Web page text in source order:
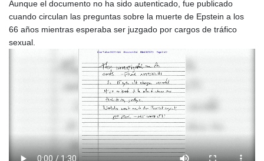
Aunque el documento no ha sido autenticado, fue publicado
cuando circulan las preguntas sobre la muerte de Epstein a los
66 años mientras esperaba ser juzgado por cargos de tráfico
sexual.